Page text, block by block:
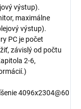
výstup).
maximálne
výstup).
PC je počet
závislý od počtu
2-6,
4096x2304@60